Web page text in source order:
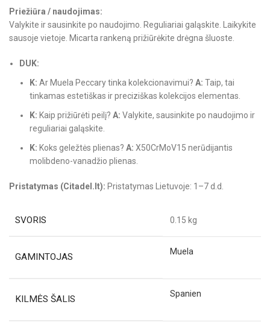
Priežiūra / naudojimas:
Valykite ir sausinkite po naudojimo. Reguliariai galąskite. Laikykite
sausoje vietoje. Micarta rankeną prižiūrėkite drėgna šluoste.
DUK:
K: Ar Muela Peccary tinka kolekcionavimui? A: Taip, tai
tinkamas estetiškas ir preciziškas kolekcijos elementas.
K: Kaip prižiūrėti peilį? A: Valykite, sausinkite po naudojimo ir
reguliariai galąskite.
K: Koks geležtės plienas? A: X50CrMoV15 nerūdijantis
molibdeno-vanadžio plienas.
Pristatymas (Citadel.lt): Pristatymas Lietuvoje: 1–7 d.d.
SVORIS 0.15 kg
GAMINTOJAS Muela
KILMĖS ŠALIS Spanien